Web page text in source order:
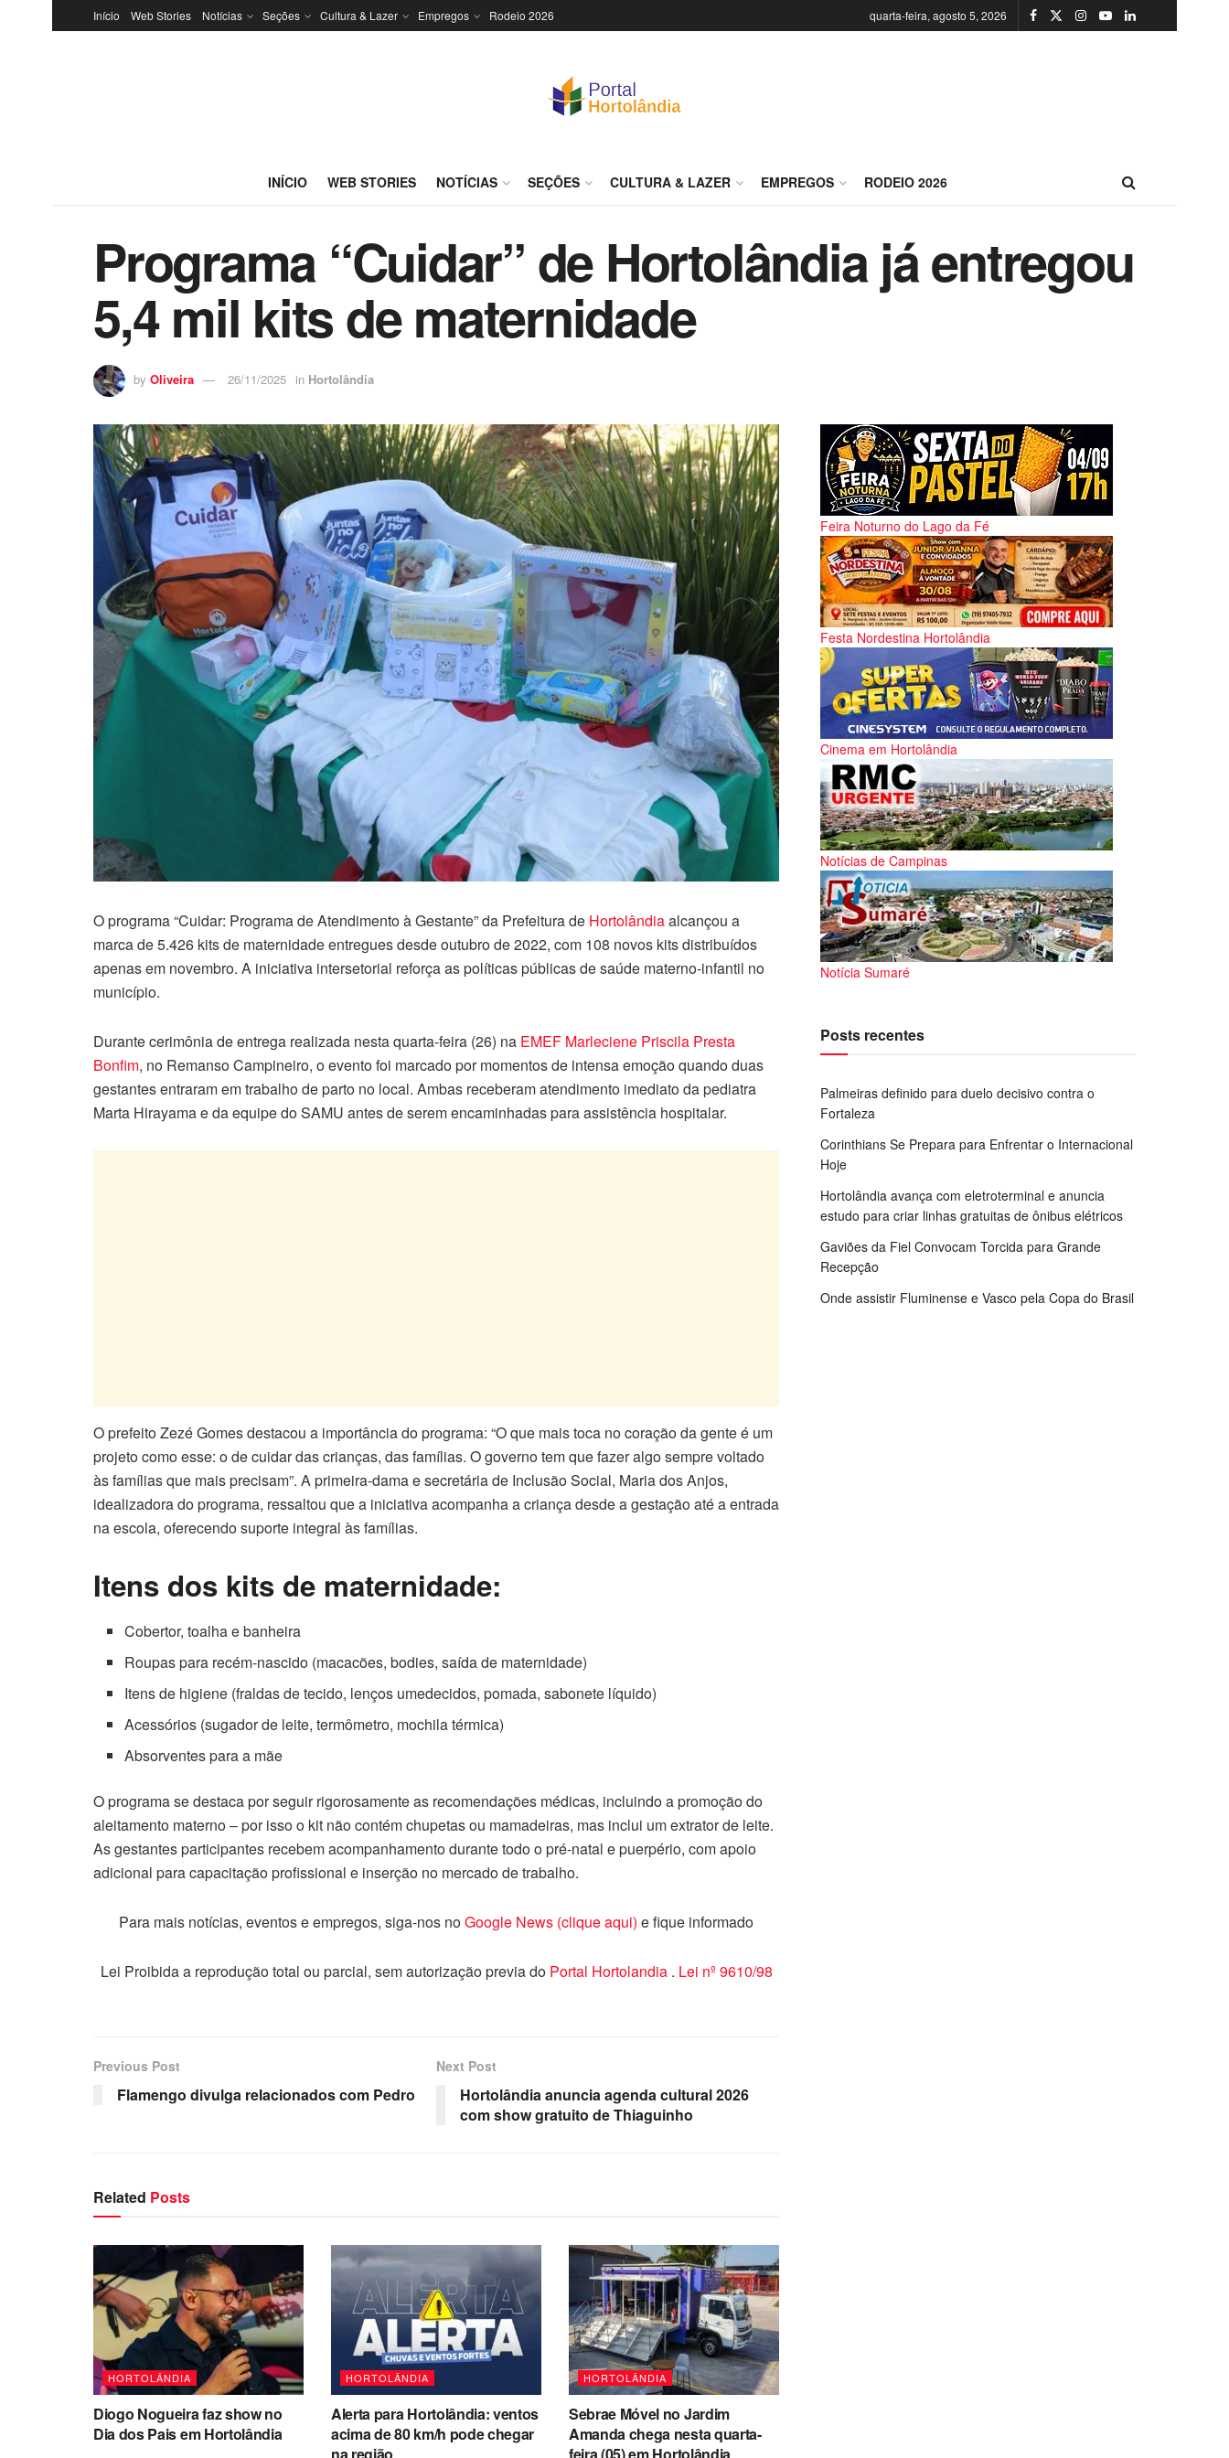
Início Web Stories Notícias Seções Cultura & Lazer Empregos Rodeio 2026 quarta-feira, agosto 5, 2026
INÍCIO WEB STORIES NOTÍCIAS SEÇÕES CULTURA & LAZER EMPREGOS RODEIO 2026
Programa “Cuidar” de Hortolândia já entregou
5,4 mil kits de maternidade
by Oliveira 26/11/2025 in Hortolândia
O programa “Cuidar: Programa de Atendimento à Gestante” da Prefeitura de Hortolândiaalcançou a
marca de 5.426 kits de maternidade entregues desde outubro de 2022, com 108 novos kits distribuídos
apenas em novembro. A iniciativa intersetorial reforça as políticas públicas de saúde materno-infantil no
município.
Durante cerimônia de entrega realizada nesta quarta-feira (26) na EMEF Marleciene Priscila Presta
Bonfim, no Remanso Campineiro, o evento foi marcado por momentos de intensa emoção quando duas
gestantes entraram em trabalho de parto no local. Ambas receberam atendimento imediato da pediatra
Marta Hirayama e da equipe do SAMU antes de serem encaminhadas para assistência hospitalar.
O prefeito Zezé Gomes destacou a importância do programa: “O que mais toca no coração da gente é um
projeto como esse: o de cuidar das crianças, das famílias. O governo tem que fazer algo sempre voltado
às famílias que mais precisam”. A primeira-dama e secretária de Inclusão Social, Maria dos Anjos,
idealizadora do programa, ressaltou que a iniciativa acompanha a criança desde a gestação até a entrada
na escola, oferecendo suporte integral às famílias.
Itens dos kits de maternidade:
Cobertor, toalha e banheira
Roupas para recém-nascido (macacões, bodies, saída de maternidade)
Itens de higiene (fraldas de tecido, lenços umedecidos, pomada, sabonete líquido)
Acessórios (sugador de leite, termômetro, mochila térmica)
Absorventes para a mãe
O programa se destaca por seguir rigorosamente as recomendações médicas, incluindo a promoção do
aleitamento materno – por isso o kit não contém chupetas ou mamadeiras, mas inclui um extrator de leite.
As gestantes participantes recebem acompanhamento durante todo o pré-natal e puerpério, com apoio
adicional para capacitação profissional e inserção no mercado de trabalho.
Para mais notícias, eventos e empregos, siga-nos noGoogle News (clique aqui) e fique informado
Lei Proibida a reprodução total ou parcial, sem autorização previa do Portal Hortolandia . Lei nº 9610/98
Previous Post
Flamengo divulga relacionados com Pedro
Next Post
Hortolândia anuncia agenda cultural 2026
com show gratuito de Thiaguinho
Related Posts
HORTOLÂNDIA
Diogo Nogueira faz show no
Dia dos Pais em Hortolândia
HORTOLÂNDIA
Alerta para Hortolândia: ventos
acima de 80 km/h pode chegar
HORTOLÂNDIA
Sebrae Móvel no Jardim
Amanda chega nesta quarta-
Feira Noturno do Lago da Fé
Festa Nordestina Hortolândia
Cinema em Hortolândia
Notícias de Campinas
Notícia Sumaré
Posts recentes
Palmeiras definido para duelo decisivo contra o
Fortaleza
Corinthians Se Prepara para Enfrentar o Internacional
Hoje
Hortolândia avança com eletroterminal e anuncia
estudo para criar linhas gratuitas de ônibus elétricos
Gaviões da Fiel Convocam Torcida para Grande
Recepção
Onde assistir Fluminense e Vasco pela Copa do Brasil